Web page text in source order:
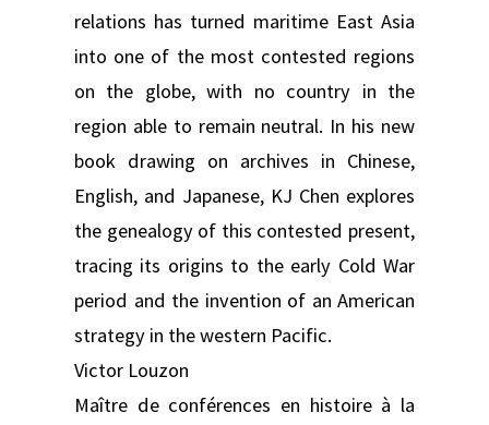
relations has turned maritime East Asia
into one of the most contested regions
on the globe, with no country in the
region able to remain neutral. In his new
book drawing on archives in Chinese,
English, and Japanese, KJ Chen explores
the genealogy of this contested present,
tracing its origins to the early Cold War
period and the invention of an American
strategy in the western Pacific.
Victor Louzon
Maître de conférences en histoire à la